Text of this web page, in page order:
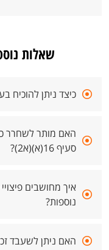
שאלות
כיצד ניתן להוכיח
האם מותר לשחרר
סעיף 16(א)(א2)?
איך מחושבים
נוספות?
האם ניתן לשעבד